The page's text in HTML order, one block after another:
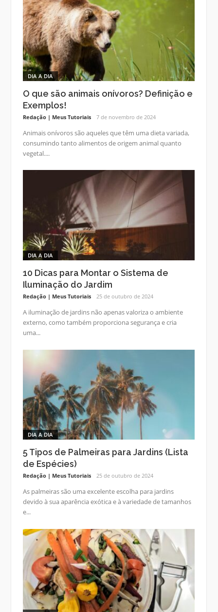
DIA A DIA
O que são animais onívoros? Definição e
Exemplos!
Redação | Meus Tutoriais 7 de novembro de 2024
Animais onívoros são aqueles que têm uma dieta variada,
consumindo tanto alimentos de origem animal quanto
vegetal....
DIA A DIA
10 Dicas para Montar o Sistema de
Iluminação do Jardim
Redação | Meus Tutoriais 25 de outubro de 2024
A iluminação de jardins não apenas valoriza o ambiente
externo, como também proporciona segurança e cria
uma...
DIA A DIA
5 Tipos de Palmeiras para Jardins (Lista
de Espécies)
Redação | Meus Tutoriais 25 de outubro de 2024
As palmeiras são uma excelente escolha para jardins
devido à sua aparência exótica e à variedade de tamanhos
e...